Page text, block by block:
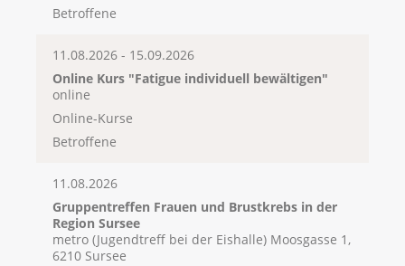
Betroffene
11.08.2026 - 15.09.2026
Online Kurs "Fatigue individuell bewältigen"
online
Online-Kurse
Betroffene
11.08.2026
Gruppentreffen Frauen und Brustkrebs in der
Region Sursee
metro (Jugendtreff bei der Eishalle) Moosgasse 1,
6210 Sursee